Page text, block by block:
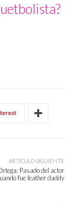
ARTÍCULO SIGUIENTE
Pasado del actor
fue leather daddy